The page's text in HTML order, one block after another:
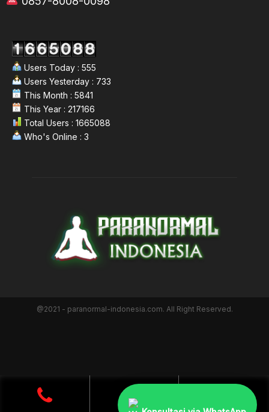
Users Today : 555
Users Yesterday : 733
This Month : 5841
This Year : 217166
Total Users : 1665088
Who's Online : 3
@2021 - paranormal-indonesia.com. All Right Reserved.